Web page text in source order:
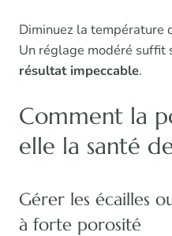
Diminuez la température
Un réglage modéré suffit
résultat impeccable.
Comment la
elle la santé
Gérer les écailles
à forte porosité